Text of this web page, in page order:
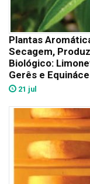
Plantas
Secagem,
Biológico:
Gerês e
21 jul